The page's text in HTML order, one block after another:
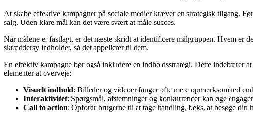
At skabe effektive kampagner på sociale medier kræver en strategisk tilgang.
salg. Uden klare mål kan det være svært at måle succes.
Når målene er fastlagt, er det næste skridt at identificere målgruppen. Hvem er
skræddersy indholdet, så det appellerer til dem.
En effektiv kampagne bør også inkludere en indholdsstrategi. Dette indebærer
elementer at overveje:
Visuelt indhold: Billeder og videoer fanger ofte mere opmærksomhed
Interaktivitet: Spørgsmål, afstemninger og konkurrencer kan øge
Call to action: Opfordr brugerne til at tage handling, f.eks. at besøge din